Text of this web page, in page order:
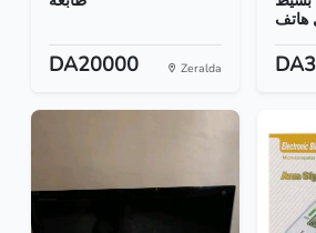
DA20000 Zeralda
هاتف